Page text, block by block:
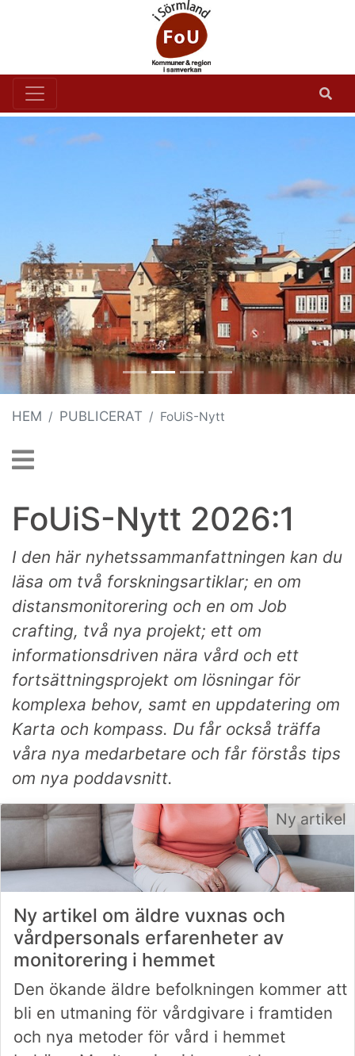
HEM PUBLICERAT FoUiS-Nytt
FoUiS-Nytt 2026:1
I den här nyhetssammanfattningen kan du
läsa om två forskningsartiklar; en om
distansmonitorering och en om Job
crafting, två nya projekt; ett om
informationsdriven nära vård och ett
fortsättningsprojekt om lösningar för
komplexa behov, samt en uppdatering om
Karta och kompass. Du får också träffa
våra nya medarbetare och får förstås tips
om nya poddavsnitt.
Ny artikel
Ny artikel om äldre vuxnas och
vårdpersonals erfarenheter av
monitorering i hemmet
Den ökande äldre befolkningen kommer att
bli en utmaning för vårdgivare i framtiden
och nya metoder för vård i hemmet